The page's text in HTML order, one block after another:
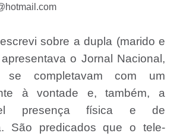
sobre a dupla (marido e
o Jornal Nacional,
se completavam com um
à vontade e, também, a
presença física e de
São predicados que o tele-